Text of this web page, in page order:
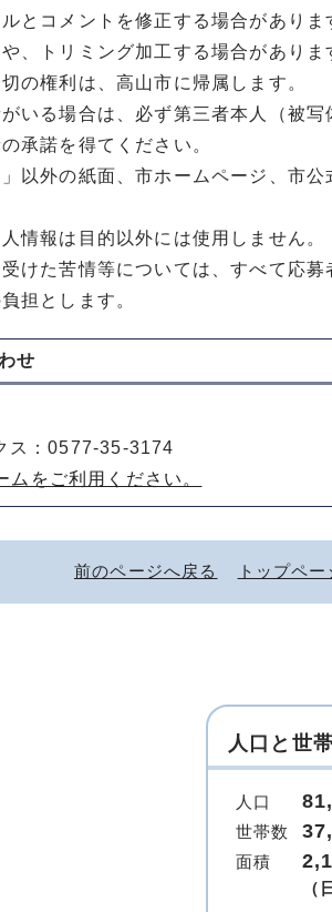
とコメントを修正する場合がありま
、トリミング加工する場合がありま
の権利は、高山市に帰属します。
いる場合は、必ず第三者本人（被
承諾を得てください。
以外の紙面、市ホームページ、市
情報は目的以外には使用しません。
けた苦情等については、すべて応募
担とします。
せ
：0577-35-3174
をご利用ください。
前のページへ戻る トップペ
人口と世帯
人口
世帯数
面積
（